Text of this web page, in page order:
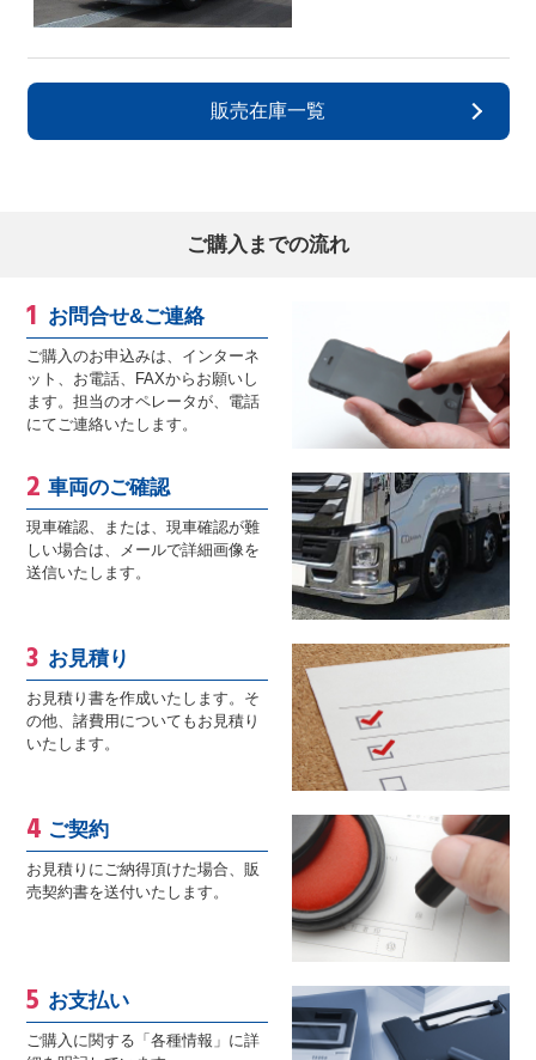
販売在庫一覧
ご購入までの流れ
お問合せ&ご連絡
ご購入のお申込みは、インターネ
ット、お電話、FAXからお願いし
ます。担当のオペレータが、電話
にてご連絡いたします。
車両のご確認
現車確認、または、現車確認が難
しい場合は、メールで詳細画像を
送信いたします。
お見積り
お見積り書を作成いたします。そ
の他、諸費用についてもお見積り
いたします。
ご契約
お見積りにご納得頂けた場合、販
売契約書を送付いたします。
お支払い
ご購入に関する「各種情報」に詳